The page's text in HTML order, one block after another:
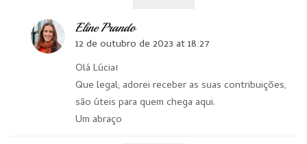
Eline Prando
12 de outubro de 2023 at 18:27
Olá Lúcia!
Que legal, adorei receber as suas contribuições,
são úteis para quem chega aqui.
Um abraço